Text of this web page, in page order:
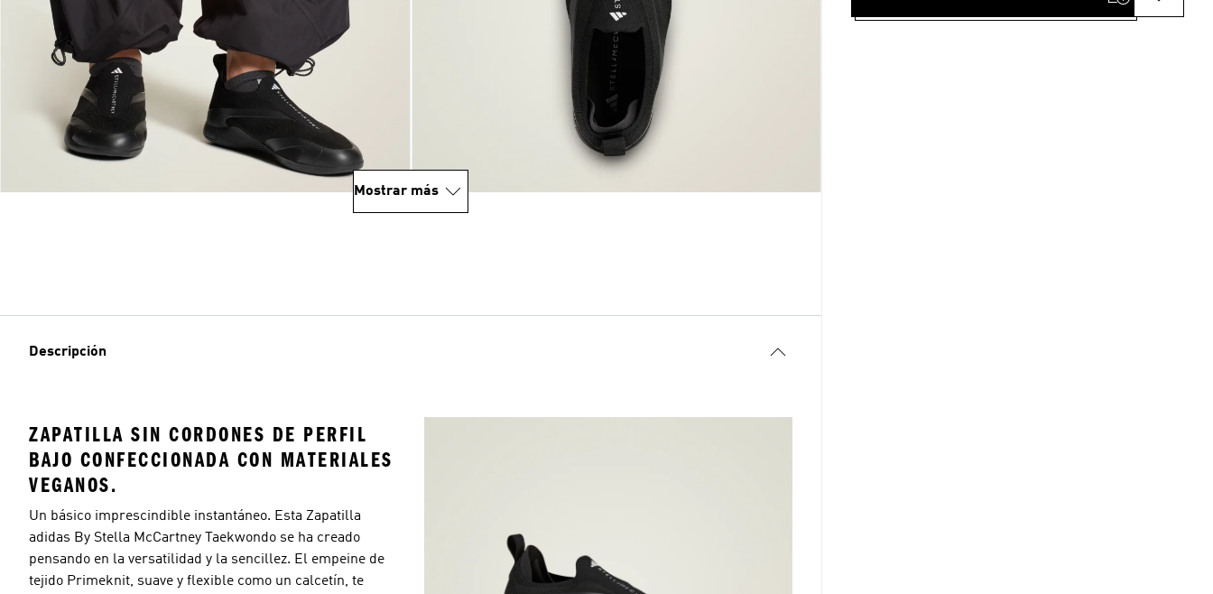
Mostrar más
Descripción
ZAPATILLA SIN CORDONES DE PERFIL
BAJO CONFECCIONADA CON MATERIALES
VEGANOS.
Un básico imprescindible instantáneo. Esta Zapatilla
adidas By Stella McCartney Taekwondo se ha creado
pensando en la versatilidad y la sencillez. El empeine de
tejido Primeknit, suave y flexible como un calcetín, te